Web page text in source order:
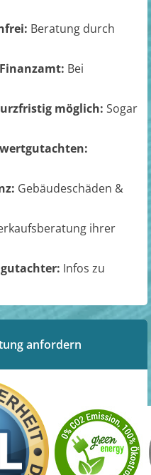
Beratung durch
Bei
möglich: Sogar
Gebäudeschäden &
ihrer
Infos zu
anfordern